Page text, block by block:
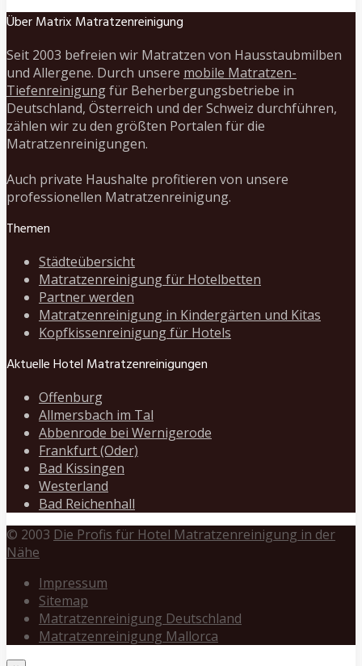
Über Matrix Matratzenreinigung
Seit 2003 befreien wir Matratzen von Hausstaubmilben
und Allergene. Durch unsere mobile Matratzen-
Tiefenreinigungfür Beherbergungsbetriebe in
Deutschland, Österreich und der Schweiz durchführen,
zählen wir zu den größten Portalen für die
Matratzenreinigungen.
Auch private Haushalte profitieren von unsere
professionellen Matratzenreinigung.
Themen
Städteübersicht
Matratzenreinigung für Hotelbetten
Partner werden
Matratzenreinigung in Kindergärten und Kitas
Kopfkissenreinigung für Hotels
Aktuelle Hotel Matratzenreinigungen
Offenburg
Allmersbach im Tal
Abbenrode bei Wernigerode
Frankfurt (Oder)
Bad Kissingen
Westerland
Bad Reichenhall
© 2003 Die Profis für Hotel Matratzenreinigung in der
Nähe
Impressum
Sitemap
Matratzenreinigung Deutschland
Matratzenreinigung Mallorca